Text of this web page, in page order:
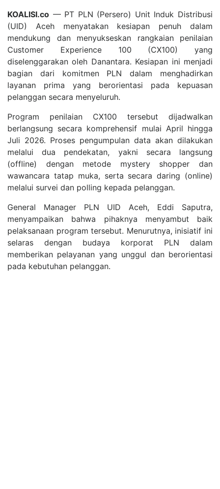
KOALISI.co — PT PLN (Persero) Unit Induk Distribusi
(UID) Aceh menyatakan kesiapan penuh dalam
mendukung dan menyukseskan rangkaian penilaian
Customer Experience 100 (CX100) yang
diselenggarakan oleh Danantara. Kesiapan ini menjadi
bagian dari komitmen PLN dalam menghadirkan
layanan prima yang berorientasi pada kepuasan
pelanggan secara menyeluruh.
Program penilaian CX100 tersebut dijadwalkan
berlangsung secara komprehensif mulai April hingga
Juli 2026. Proses pengumpulan data akan dilakukan
melalui dua pendekatan, yakni secara langsung
(offline) dengan metode mystery shopper dan
wawancara tatap muka, serta secara daring (online)
melalui survei dan polling kepada pelanggan.
General Manager PLN UID Aceh, Eddi Saputra,
menyampaikan bahwa pihaknya menyambut baik
pelaksanaan program tersebut. Menurutnya, inisiatif ini
selaras dengan budaya korporat PLN dalam
memberikan pelayanan yang unggul dan berorientasi
pada kebutuhan pelanggan.